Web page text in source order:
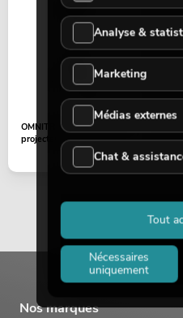
OMNITRONIC Trépied pour
projecteur BST-2
Nos marques
Analyse &
Marketing
Médias externes
Chat &
Nécessaires
uniquement
Tout